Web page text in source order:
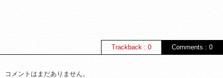
Comments : 0
Trackback : 0
コメントはまだありません。